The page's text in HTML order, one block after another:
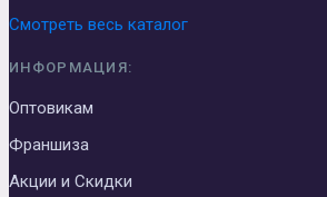
Смотреть весь каталог
ИНФОРМАЦИЯ:
Оптовикам
Франшиза
Акции и Скидки